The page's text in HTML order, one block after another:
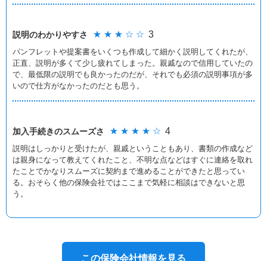
説明のわかりやすさ ★ ★ ★ ☆ ☆ 3
パンフレットや提案書をいくつも作成して細かく説明してくれたが、
正直、説明が多くて少し疲れてしまった。親戚なので信用していたの
で、最低限の説明でも良かったのだが、それでも必須の説明事項が多
いので仕方がなかったのだとも思う。
加入手続きのスムーズさ ★ ★ ★ ★ ☆ 4
説明はしっかりと受けたが、親戚ということもあり、書類の作成など
は親身になって教えてくれたこと、不明な点などはすぐに連絡を取れ
たことでかなりスムーズに契約まで進めることができたと思ってい
る。おそらく他の保険会社ではここまで気軽に相談はできないと思
う。
この保険会社情報を見る